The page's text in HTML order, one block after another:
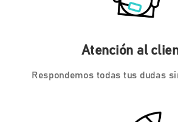
Atención al
Respondemos todas tus dudas